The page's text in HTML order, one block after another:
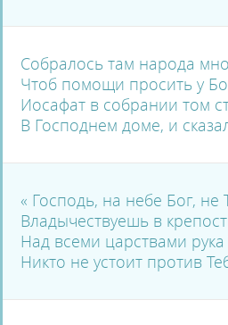
Собралось там народа
Чтоб помощи просить у
Иосафат в собрании том
В Господнем доме, и
« Господь, на небе Бог, не
Владычествуешь в
Над всеми царствами рука
Никто не устоит против